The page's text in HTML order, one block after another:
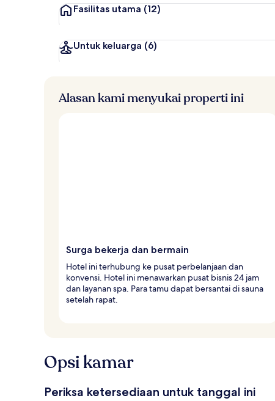
Fasilitas utama (12)
Untuk keluarga (6)
Alasan kami menyukai properti ini
Surga bekerja dan bermain
Hotel ini terhubung ke pusat perbelanjaan dan
konvensi. Hotel ini menawarkan pusat bisnis 24 jam
dan layanan spa. Para tamu dapat bersantai di sauna
setelah rapat.
Opsi kamar
Periksa ketersediaan untuk tanggal ini